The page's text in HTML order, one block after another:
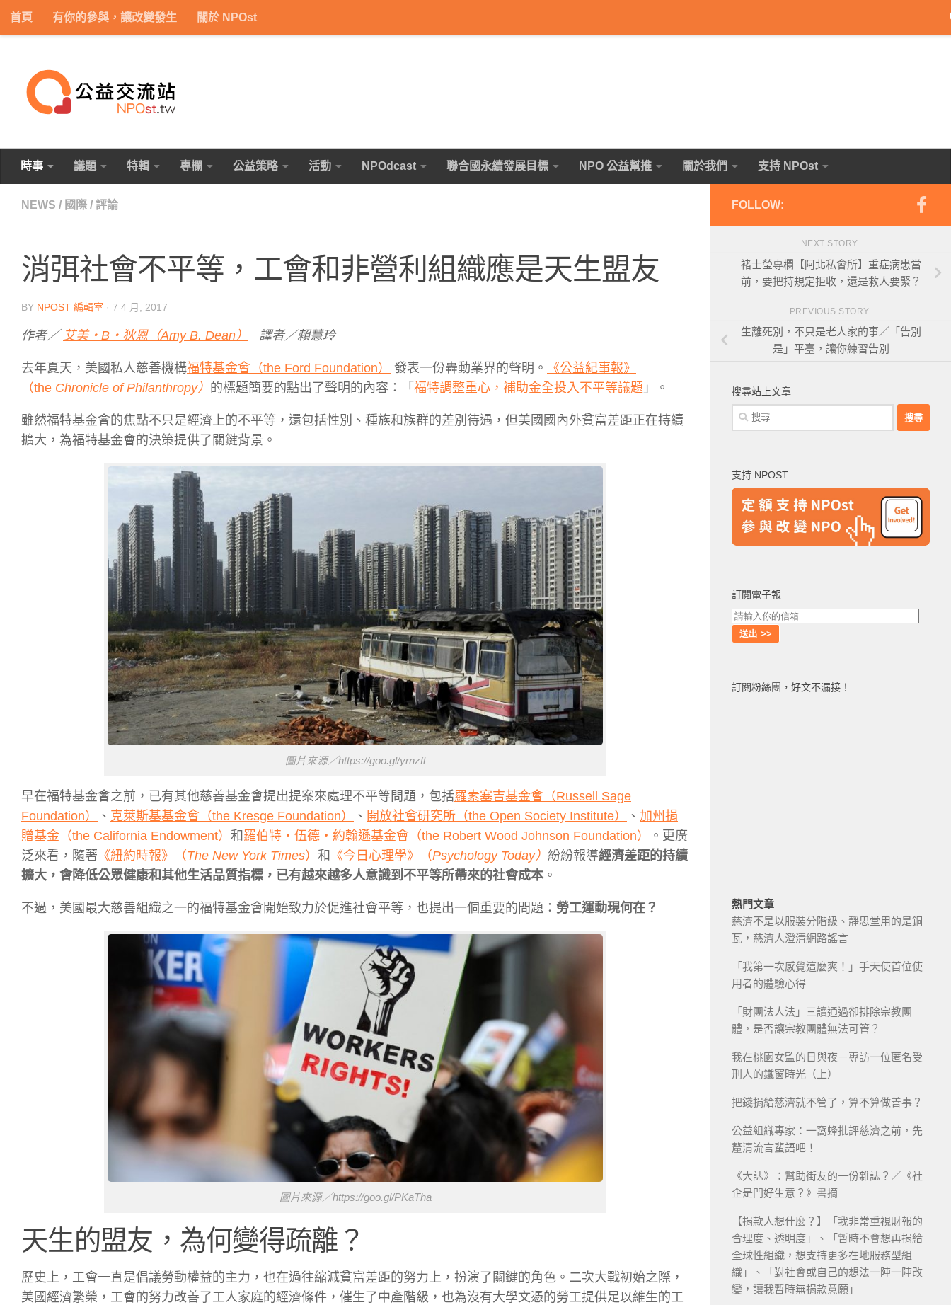
Skip to content
首頁 有你的參與，讓改變發生 關於 NPOst
時事 議題 特輯 專欄 公益策略 活動 NPOdcast 聯合國永續發展目標 NPO 公益幫推 關於我們 支持 NPOst
NEWS / 國際 / 評論
消弭社會不平等，工會和非營利組織應是天生盟友
BY NPOST 編輯室 · 7 4 月, 2017
作者／ 艾美・B・狄恩（Amy B. Dean） 譯者／賴慧玲
去年夏天，美國私人慈善機構福特基金會（the Ford Foundation） 發表一份轟動業界的聲明。
《公益紀事報》
（the Chronicle of Philanthropy） 的標題簡要的點出了聲明的內容：「 福特調整重心，補助金全投入不平等議題 」。
雖然福特基金會的焦點不只是經濟上的不平等，還包括性別、種族和族群的差別待遇，但美國國內外貧富差距正在持續
擴大，為福特基金會的決策提供了關鍵背景。
圖片來源／https://goo.gl/yrnzfl
早在福特基金會之前，已有其他慈善基金會提出提案來處理不平等問題，包括羅素塞吉基金會（Russell Sage
Foundation）
、 克萊斯基基金會（the Kresge Foundation） 、 開放社會研究所（the Open Society Institute） 、 加州捐
贈基金（the California Endowment） 和 羅伯特・伍德・約翰遜基金會（the Robert Wood Johnson Foundation）
。更廣
泛來看，隨著 《紐約時報》（The New York Times） 和 《今日心理學》（Psychology Today） 紛紛報導經濟差距的持續
擴大，會降低公眾健康和其他生活品質指標，已有越來越多人意識到不平等所帶來的社會成本 。
不過，美國最大慈善組織之一的福特基金會開始致力於促進社會平等，也提出一個重要的問題： 勞工運動現何在？
圖片來源／https://goo.gl/PKaTha
天生的盟友，為何變得疏離？
歷史上，工會一直是倡議勞動權益的主力，也在過往縮減貧富差距的努力上，扮演了關鍵的角色。二次大戰初始之際，
美國經濟繁榮，工會的努力改善了工人家庭的經濟條件，催生了中產階級，也為沒有大學文憑的勞工提供足以維生的工
FOLLOW:
NEXT STORY
褚士瑩專欄【阿北私會所】重症病患當
前，要把持規定拒收，還是救人要緊？
PREVIOUS STORY
生離死別，不只是老人家的事／「告別
是」平臺，讓你練習告別
搜尋站上文章
搜
尋
字:
支持 NPOST
訂閱電子報
訂閱粉絲團，好文不漏接！
熱門文章
慈濟不是以服裝分階級、靜思堂用的是銅
瓦，慈濟人澄清網路謠言
「我第一次感覺這麼爽！」手天使首位使
用者的體驗心得
「財團法人法」三讀通過卻排除宗教團
體，是否讓宗教團體無法可管？
我在桃園女監的日與夜－專訪一位匿名受
刑人的鐵窗時光（上）
把錢捐給慈濟就不管了，算不算做善事？
公益組織專家：一窩蜂批評慈濟之前，先
釐清流言蜚語吧！
《大誌》：幫助街友的一份雜誌？／《社
企是門好生意？》書摘
【捐款人想什麼？】「我非常重視財報的
合理度、透明度」、「暫時不會想再捐給
全球性組織，想支持更多在地服務型組
織」、「對社會或自己的想法一陣一陣改
變，讓我暫時無捐款意願」